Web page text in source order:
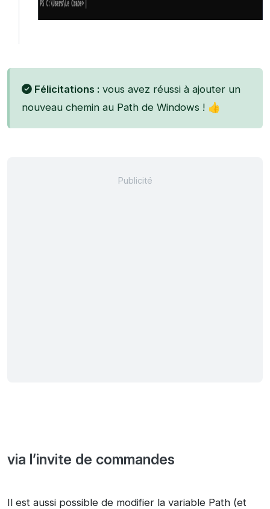
Félicitations : vous avez réussi à ajouter un
nouveau chemin au Path de Windows ! 👍
via l’invite de commandes
Il est aussi possible de modifier la variable Path (et